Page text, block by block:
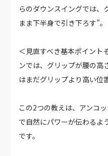
らのダウンスイングでは、
まま下半身で引き下ろす”。
＜見直すべき基本ポイント
ンでは、グリップが腰の高
はまだグリップより高い位
この2つの教えは、アンコ
で自然にパワーが伝わるよ
です。